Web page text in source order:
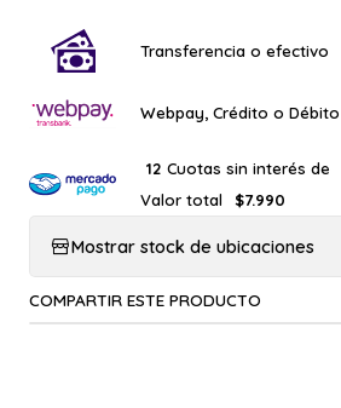
Transferencia o efectivo
Webpay, Crédito o Débito
12 Cuotas sin interés de
Valor total
$7.990
Mostrar stock de ubicaciones
COMPARTIR ESTE PRODUCTO